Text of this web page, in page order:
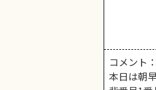
コメント：
本日は朝